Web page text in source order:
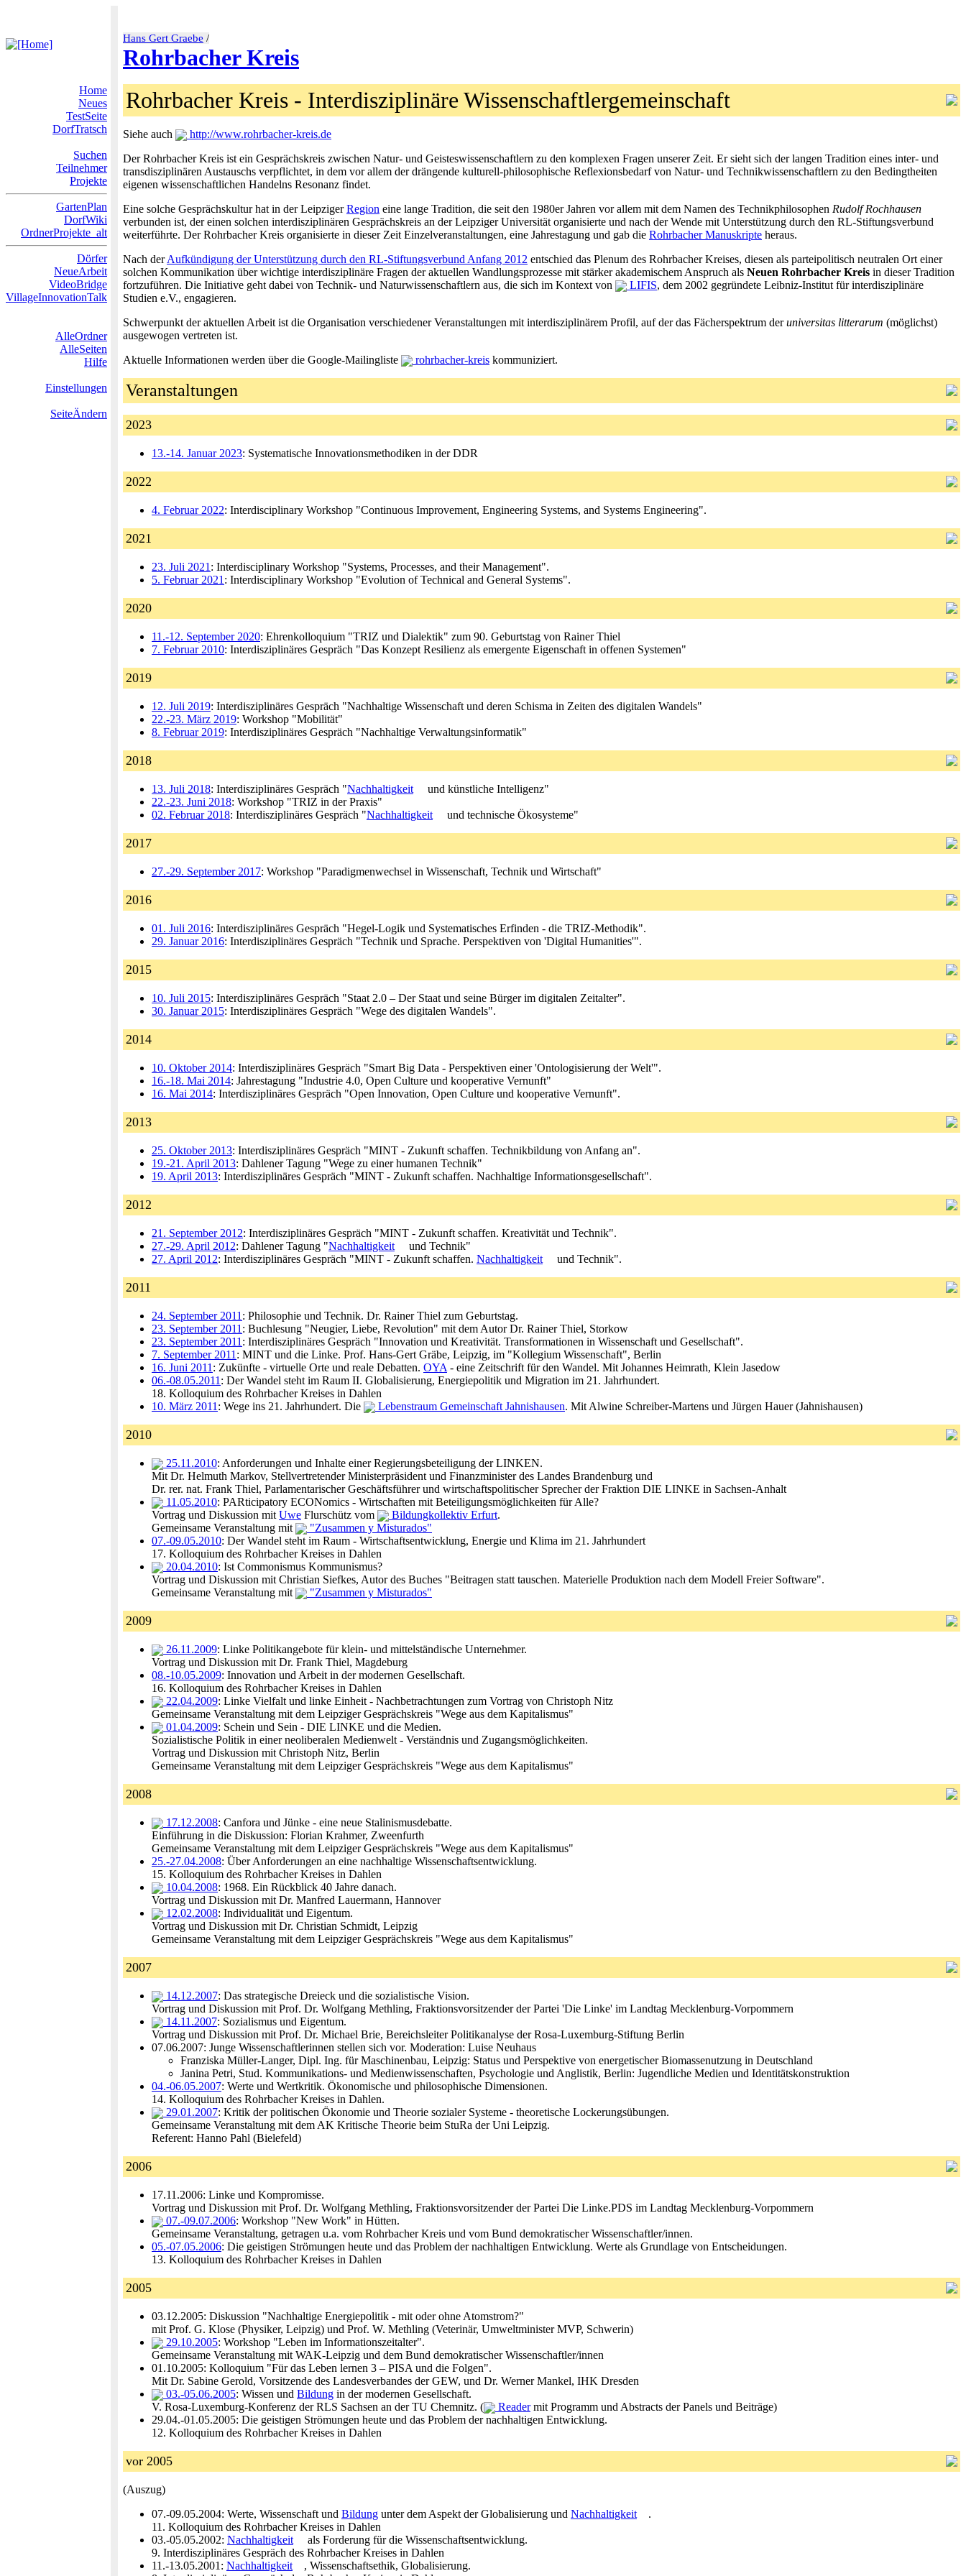
Hans Gert Graebe /
Rohrbacher Kreis
Home
Neues
TestSeite
DorfTratsch
Suchen
Teilnehmer
Projekte
GartenPlan
DorfWiki
OrdnerProjekte_alt
Dörfer
NeueArbeit
VideoBridge
VillageInnovationTalk
AlleOrdner
AlleSeiten
Hilfe
Einstellungen
SeiteÄndern
Rohrbacher Kreis - Interdisziplinäre Wissenschaftlergemeinschaft
Siehe auch
http://www.rohrbacher-kreis.de
Der Rohrbacher Kreis ist ein Gesprächskreis zwischen Natur- und Geisteswissenschaftlern zu den komplexen Fragen unserer Zeit. Er sieht sich der langen Tradition eines inter- und
transdisziplinären Austauschs verpflichtet, in dem vor allem der drängende kulturell-philosophische Reflexionsbedarf von Natur- und Technikwissenschaftlern zu den Bedingtheiten
eigenen wissenschaftlichen Handelns Resonanz findet.
Eine solche Gesprächskultur hat in der LeipzigerRegion eine lange Tradition, die seit den 1980er Jahren vor allem mit dem Namen des Technikphilosophen Rudolf Rochhausen
verbunden ist, der einen solchen interdisziplinären Gesprächskreis an der Leipziger Universität organisierte und nach der Wende mit Unterstützung durch den RL-Stiftungsverbund
weiterführte. Der Rohrbacher Kreis organisierte in dieser Zeit Einzelveranstaltungen, eine Jahrestagung und gab die Rohrbacher Manuskripte heraus.
Nach derAufkündigung der Unterstützung durch den RL-Stiftungsverbund Anfang 2012 entschied das Plenum des Rohrbacher Kreises, diesen als parteipolitisch neutralen Ort einer
solchen Kommunikation über wichtige interdisziplinäre Fragen der aktuellen Wandlungsprozesse mit stärker akademischem Anspruch als Neuen Rohrbacher Kreis in dieser Tradition
fortzuführen. Die Initiative geht dabei von Technik- und Naturwissenschaftlern aus, die sich im Kontext von
LIFIS, dem 2002 gegründete Leibniz-Institut für interdisziplinäre
Studien e.V., engagieren.
Schwerpunkt der aktuellen Arbeit ist die Organisation verschiedener Veranstaltungen mit interdisziplinärem Profil, auf der das Fächerspektrum deruniversitas litterarum (möglichst)
ausgewogen vertreten ist.
Aktuelle Informationen werden über die Google-Mailingliste
rohrbacher-kreis kommuniziert.
Veranstaltungen
2023
13.-14. Januar 2023: Systematische Innovationsmethodiken in der DDR
2022
4. Februar 2022: Interdisciplinary Workshop "Continuous Improvement, Engineering Systems, and Systems Engineering".
2021
23. Juli 2021 : Interdisciplinary Workshop "Systems, Processes, and their Management".
5. Februar 2021 : Interdisciplinary Workshop "Evolution of Technical and General Systems".
2020
11.-12. September 2020: Ehrenkolloquium "TRIZ und Dialektik" zum 90. Geburtstag von Rainer Thiel
7. Februar 2010: Interdisziplinäres Gespräch "Das Konzept Resilienz als emergente Eigenschaft in offenen Systemen"
2019
12. Juli 2019: Interdisziplinäres Gespräch "Nachhaltige Wissenschaft und deren Schisma in Zeiten des digitalen Wandels"
22.-23. März 2019: Workshop "Mobilität"
8. Februar 2019: Interdisziplinäres Gespräch "Nachhaltige Verwaltungsinformatik"
2018
13. Juli 2018: Interdisziplinäres Gespräch "Nachhaltigkeit
und künstliche Intelligenz"
22.-23. Juni 2018: Workshop "TRIZ in der Praxis"
02. Februar 2018: Interdisziplinäres Gespräch "Nachhaltigkeit und technische Ökosysteme"
2017
27.-29. September 2017: Workshop "Paradigmenwechsel in Wissenschaft, Technik und Wirtschaft"
2016
01. Juli 2016: Interdisziplinäres Gespräch "Hegel-Logik und Systematisches Erfinden - die TRIZ-Methodik".
29. Januar 2016: Interdisziplinäres Gespräch "Technik und Sprache. Perspektiven von 'Digital Humanities'".
2015
10. Juli 2015: Interdisziplinäres Gespräch "Staat 2.0 – Der Staat und seine Bürger im digitalen Zeitalter".
30. Januar 2015: Interdisziplinäres Gespräch "Wege des digitalen Wandels".
2014
10. Oktober 2014: Interdisziplinäres Gespräch "Smart Big Data - Perspektiven einer 'Ontologisierung der Welt'".
16.-18. Mai 2014: Jahrestagung "Industrie 4.0, Open Culture und kooperative Vernunft"
16. Mai 2014: Interdisziplinäres Gespräch "Open Innovation, Open Culture und kooperative Vernunft".
2013
25. Oktober 2013: Interdisziplinäres Gespräch "MINT - Zukunft schaffen. Technikbildung von Anfang an".
19.-21. April 2013: Dahlener Tagung "Wege zu einer humanen Technik"
19. April 2013: Interdisziplinäres Gespräch "MINT - Zukunft schaffen. Nachhaltige Informationsgesellschaft".
2012
21. September 2012: Interdisziplinäres Gespräch "MINT - Zukunft schaffen. Kreativität und Technik".
27.-29. April 2012: Dahlener Tagung "Nachhaltigkeit
und Technik"
27. April 2012: Interdisziplinäres Gespräch "MINT - Zukunft schaffen. Nachhaltigkeit und Technik".
2011
24. September 2011 : Philosophie und Technik. Dr. Rainer Thiel zum Geburtstag.
23. September 2011 : Buchlesung "Neugier, Liebe, Revolution" mit dem Autor Dr. Rainer Thiel, Storkow
23. September 2011 : Interdisziplinäres Gespräch "Innovation und Kreativität. Transformationen in Wissenschaft und Gesellschaft".
7. September 2011 : MINT und die Linke. Prof. Hans-Gert Gräbe, Leipzig, im "Kollegium Wissenschaft", Berlin
16. Juni 2011 : Zukünfte - virtuelle Orte und reale Debatten. OYA - eine Zeitschrift für den Wandel. Mit Johannes Heimrath, Klein Jasedow
06.-08.05.2011 : Der Wandel steht im Raum II. Globalisierung, Energiepolitik und Migration im 21. Jahrhundert.
18. Kolloquium des Rohrbacher Kreises in Dahlen
10. März 2011 : Wege ins 21. Jahrhundert. Die Lebenstraum Gemeinschaft Jahnishausen. Mit Alwine Schreiber-Martens und Jürgen Hauer (Jahnishausen)
2010
25.11.2010: Anforderungen und Inhalte einer Regierungsbeteiligung der LINKEN.
Mit Dr. Helmuth Markov, Stellvertretender Ministerpräsident und Finanzminister des Landes Brandenburg und
Dr. rer. nat. Frank Thiel, Parlamentarischer Geschäftsführer und wirtschaftspolitischer Sprecher der Fraktion DIE LINKE in Sachsen-Anhalt
11.05.2010: PARticipatory ECONomics - Wirtschaften mit Beteiligungsmöglichkeiten für Alle?
Vortrag und Diskussion mit Uwe Flurschütz vom Bildungkollektiv Erfurt.
Gemeinsame Veranstaltung mit
"Zusammen y Misturados"
07.-09.05.2010: Der Wandel steht im Raum - Wirtschaftsentwicklung, Energie und Klima im 21. Jahrhundert
17. Kolloquium des Rohrbacher Kreises in Dahlen
20.04.2010: Ist Commonismus Kommunismus?
Vortrag und Diskussion mit Christian Siefkes, Autor des Buches "Beitragen statt tauschen. Materielle Produktion nach dem Modell Freier Software".
Gemeinsame Veranstaltung mit
"Zusammen y Misturados"
2009
26.11.2009: Linke Politikangebote für klein- und mittelständische Unternehmer.
Vortrag und Diskussion mit Dr. Frank Thiel, Magdeburg
08.-10.05.2009: Innovation und Arbeit in der modernen Gesellschaft.
16. Kolloquium des Rohrbacher Kreises in Dahlen
22.04.2009: Linke Vielfalt und linke Einheit - Nachbetrachtungen zum Vortrag von Christoph Nitz
Gemeinsame Veranstaltung mit dem Leipziger Gesprächskreis "Wege aus dem Kapitalismus"
01.04.2009: Schein und Sein - DIE LINKE und die Medien.
Sozialistische Politik in einer neoliberalen Medienwelt - Verständnis und Zugangsmöglichkeiten.
Vortrag und Diskussion mit Christoph Nitz, Berlin
Gemeinsame Veranstaltung mit dem Leipziger Gesprächskreis "Wege aus dem Kapitalismus"
2008
17.12.2008: Canfora und Jünke - eine neue Stalinismusdebatte.
Einführung in die Diskussion: Florian Krahmer, Zweenfurth
Gemeinsame Veranstaltung mit dem Leipziger Gesprächskreis "Wege aus dem Kapitalismus"
25.-27.04.2008: Über Anforderungen an eine nachhaltige Wissenschaftsentwicklung.
15. Kolloquium des Rohrbacher Kreises in Dahlen
10.04.2008: 1968. Ein Rückblick 40 Jahre danach.
Vortrag und Diskussion mit Dr. Manfred Lauermann, Hannover
12.02.2008: Individualität und Eigentum.
Vortrag und Diskussion mit Dr. Christian Schmidt, Leipzig
Gemeinsame Veranstaltung mit dem Leipziger Gesprächskreis "Wege aus dem Kapitalismus"
2007
14.12.2007: Das strategische Dreieck und die sozialistische Vision.
Vortrag und Diskussion mit Prof. Dr. Wolfgang Methling, Fraktionsvorsitzender der Partei 'Die Linke' im Landtag Mecklenburg-Vorpommern
14.11.2007: Sozialismus und Eigentum.
Vortrag und Diskussion mit Prof. Dr. Michael Brie, Bereichsleiter Politikanalyse der Rosa-Luxemburg-Stiftung Berlin
07.06.2007: Junge Wissenschaftlerinnen stellen sich vor. Moderation: Luise Neuhaus
Franziska Müller-Langer, Dipl. Ing. für Maschinenbau, Leipzig: Status und Perspektive von energetischer Biomassenutzung in Deutschland
Janina Petri, Stud. Kommunikations- und Medienwissenschaften, Psychologie und Anglistik, Berlin: Jugendliche Medien und Identitätskonstruktion
04.-06.05.2007: Werte und Wertkritik. Ökonomische und philosophische Dimensionen.
14. Kolloquium des Rohrbacher Kreises in Dahlen.
29.01.2007: Kritik der politischen Ökonomie und Theorie sozialer Systeme - theoretische Lockerungsübungen.
Gemeinsame Veranstaltung mit dem AK Kritische Theorie beim StuRa der Uni Leipzig.
Referent: Hanno Pahl (Bielefeld)
2006
17.11.2006: Linke und Kompromisse.
Vortrag und Diskussion mit Prof. Dr. Wolfgang Methling, Fraktionsvorsitzender der Partei Die Linke.PDS im Landtag Mecklenburg-Vorpommern
07.-09.07.2006: Workshop "New Work" in Hütten.
Gemeinsame Veranstaltung, getragen u.a. vom Rohrbacher Kreis und vom Bund demokratischer Wissenschaftler/innen.
05.-07.05.2006: Die geistigen Strömungen heute und das Problem der nachhaltigen Entwicklung. Werte als Grundlage von Entscheidungen.
13. Kolloquium des Rohrbacher Kreises in Dahlen
2005
03.12.2005: Diskussion "Nachhaltige Energiepolitik - mit oder ohne Atomstrom?"
mit Prof. G. Klose (Physiker, Leipzig) und Prof. W. Methling (Veterinär, Umweltminister MVP, Schwerin)
29.10.2005: Workshop "Leben im Informationszeitalter".
Gemeinsame Veranstaltung mit WAK-Leipzig und dem Bund demokratischer Wissenschaftler/innen
01.10.2005: Kolloquium "Für das Leben lernen 3 – PISA und die Folgen".
Mit Dr. Sabine Gerold, Vorsitzende des Landesverbandes der GEW, und Dr. Werner Mankel, IHK Dresden
03.-05.06.2005: Wissen und Bildung in der modernen Gesellschaft.
V. Rosa-Luxemburg-Konferenz der RLS Sachsen an der TU Chemnitz. (
Readermit Programm und Abstracts der Panels und Beiträge)
29.04.-01.05.2005: Die geistigen Strömungen heute und das Problem der nachhaltigen Entwicklung.
12. Kolloquium des Rohrbacher Kreises in Dahlen
vor 2005
(Auszug)
07.-09.05.2004: Werte, Wissenschaft und Bildung unter dem Aspekt der Globalisierung und Nachhaltigkeit
.
11. Kolloquium des Rohrbacher Kreises in Dahlen
03.-05.05.2002: Nachhaltigkeit
als Forderung für die Wissenschaftsentwicklung.
9. Interdisziplinäres Gespräch des Rohrbacher Kreises in Dahlen
11.-13.05.2001: Nachhaltigkeit
, Wissenschaftsethik, Globalisierung.